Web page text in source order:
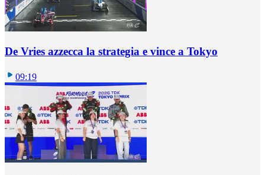
De Vries azzecca la strategia e vince a Tokyo
09:19